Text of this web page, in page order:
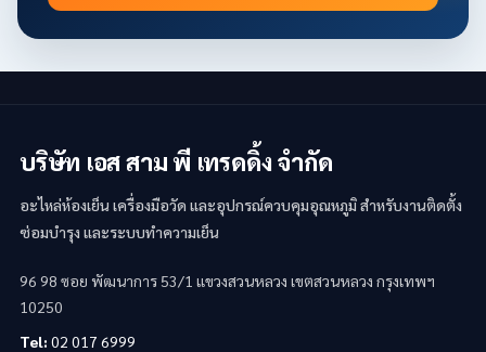
บริษัท เอส สาม พี เทรดดิ้ง จำกัด
อะไหล่ห้องเย็น เครื่องมือวัด และอุปกรณ์ควบคุมอุณหภูมิ สำหรับงานติดตั้ง
ซ่อมบำรุง และระบบทำความเย็น
96 98 ซอย พัฒนาการ 53/1 แขวงสวนหลวง เขตสวนหลวง กรุงเทพฯ
10250
Tel: 02 017 6999